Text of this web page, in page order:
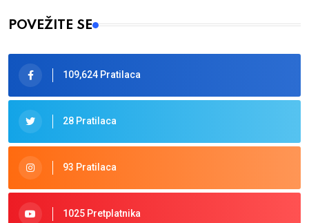
POVEŽITE SE
109,624 Pratilaca
28 Pratilaca
93 Pratilaca
1025 Pretplatnika